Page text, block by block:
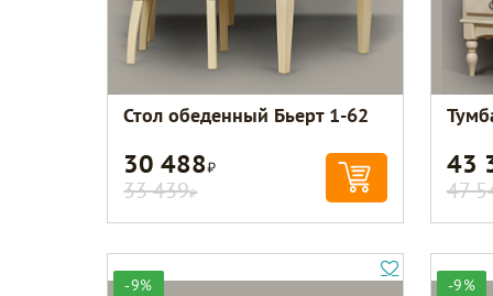
Стол обеденный Бьерт 1-62
30 488Р
33 439Р
43
47
-9% -9%